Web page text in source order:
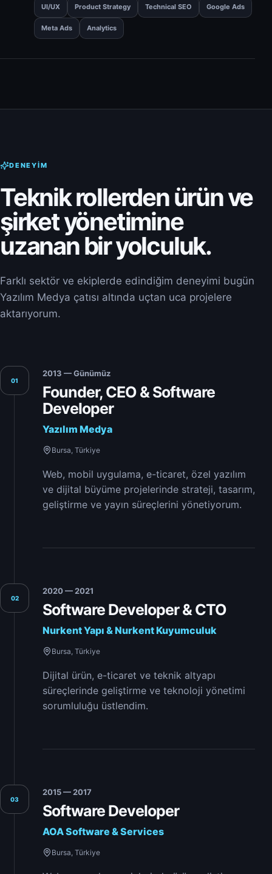
UI/UX Product Strategy Technical SEO Google Ads
Meta Ads Analytics
DENEYIM
Teknik rollerden ürün ve
şirket yönetimine
uzanan bir yolculuk.
Farklı sektör ve ekiplerde edindiğim deneyimi bugün
Yazılım Medya çatısı altında uçtan uca projelere
aktarıyorum.
2013 — Günümüz
01
Founder, CEO & Software
Developer
Yazılım Medya
Bursa, Türkiye
Web, mobil uygulama, e-ticaret, özel yazılım
ve dijital büyüme projelerinde strateji, tasarım,
geliştirme ve yayın süreçlerini yönetiyorum.
2020 — 2021
02
Software Developer & CTO
Nurkent Yapı & Nurkent Kuyumculuk
Bursa, Türkiye
Dijital ürün, e-ticaret ve teknik altyapı
süreçlerinde geliştirme ve teknoloji yönetimi
sorumluluğu üstlendim.
2015 — 2017
03
Software Developer
AOA Software & Services
Bursa, Türkiye